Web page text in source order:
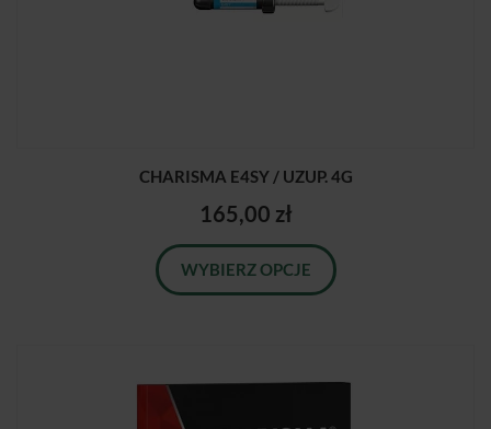
CHARISMA E4SY / UZUP. 4G
165,00 zł
WYBIERZ OPCJE